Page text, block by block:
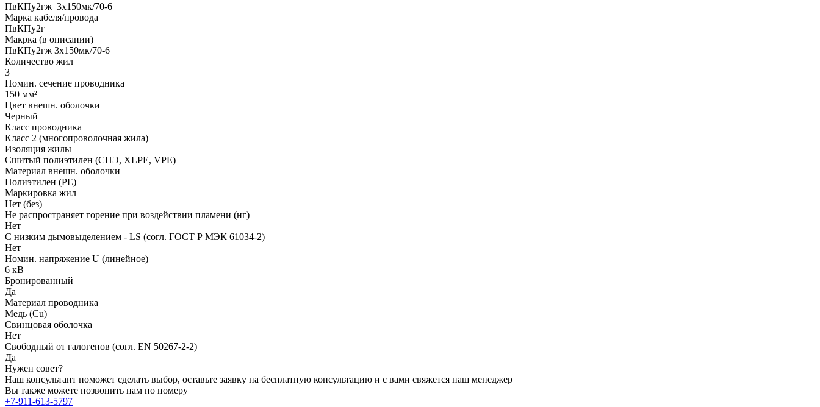
ПвКПу2гж 3x150мк/70-6
Марка кабеля/провода
ПвКПу2г
Макрка (в описании)
ПвКПу2гж 3x150мк/70-6
Количество жил
3
Номин. сечение проводника
150 мм²
Цвет внешн. оболочки
Черный
Класс проводника
Класс 2 (многопроволочная жила)
Изоляция жилы
Сшитый полиэтилен (СПЭ, XLPE, VPE)
Материал внешн. оболочки
Полиэтилен (PE)
Маркировка жил
Нет (без)
Не распространяет горение при воздействии пламени (нг)
Нет
С низким дымовыделением - LS (согл. ГОСТ Р МЭК 61034-2)
Нет
Номин. напряжение U (линейное)
6 кВ
Бронированный
Да
Материал проводника
Медь (Cu)
Свинцовая оболочка
Нет
Свободный от галогенов (согл. EN 50267-2-2)
Да
Нужен совет?
Наш консультант поможет сделать выбор, оставьте заявку на бесплатную консультацию и с вами свяжется наш менеджер
Вы также можете позвонить нам по номеру
+7-911-613-5797